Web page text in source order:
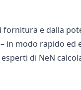
e dalla
in modo rapido ed
di NeN